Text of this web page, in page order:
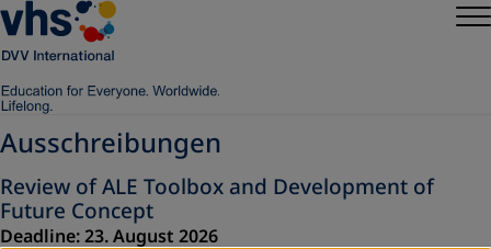
Ausschreibungen
Review of ALE Toolbox and Development of
Future Concept
Deadline: 23. August 2026